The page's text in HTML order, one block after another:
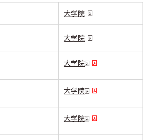
大学院
大学院
大学院
大学院
大学院